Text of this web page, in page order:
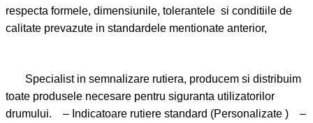
respecta formele, dimensiunile, tolerantele si conditiile de
calitate prevazute in standardele mentionate anterior,
toate produsele necesare pentru siguranta utilizatorilor
drumului. – Indicatoare rutiere standard (Personalizate ) –